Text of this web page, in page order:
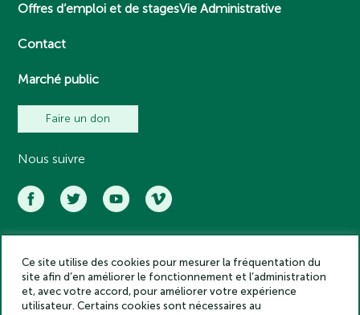
Offres d’emploi et de stages
Contact
Marché public
Vie Administrative
Faire un don
Nous suivre
Académie des inscriptions et belles lettres – Tous droits réservés
2025
Politique de confidentialité
Ce site utilise des cookies pour mesurer la fréquentation du
site afin d’en améliorer le fonctionnement et l’administration
et, avec votre accord, pour améliorer votre expérience
utilisateur. Certains cookies sont nécessaires au